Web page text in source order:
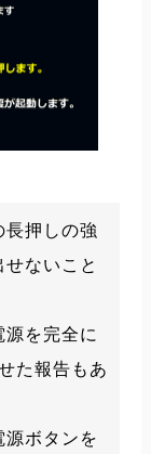
押しの強
ないこと
を完全に
た報告もあ
源ボタンを